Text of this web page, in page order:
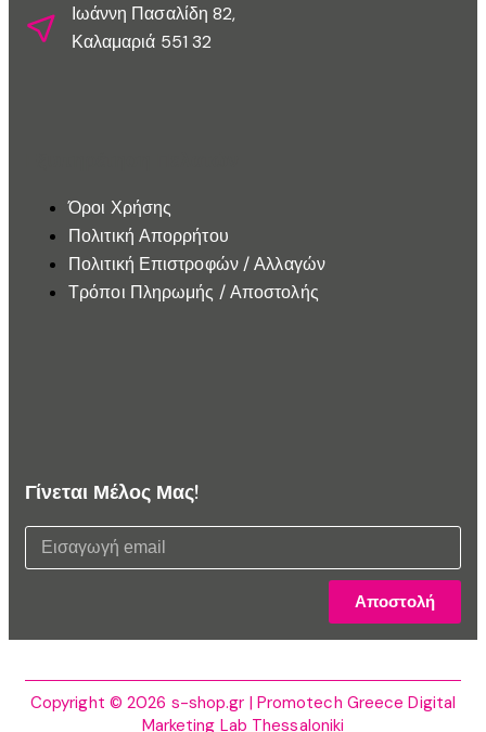
Ιωάννη Πασαλίδη 82,
Καλαμαριά 551 32
Όροι Χρήσης
Πολιτική Απορρήτου
Πολιτική Επιστροφών / Αλλαγών
Τρόποι Πληρωμής / Αποστολής
Γίνεται Μέλος Μας!
Αποστολή
Copyright © 2026 s-shop.gr | Promotech Greece Digital
Marketing Lab Thessaloniki